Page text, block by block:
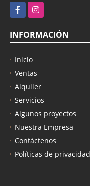
FacebookInstagram
INFORMACIÓN
Inicio
Ventas
Alquiler
Servicios
Algunos proyectos
Nuestra Empresa
Contáctenos
Políticas de privacidad